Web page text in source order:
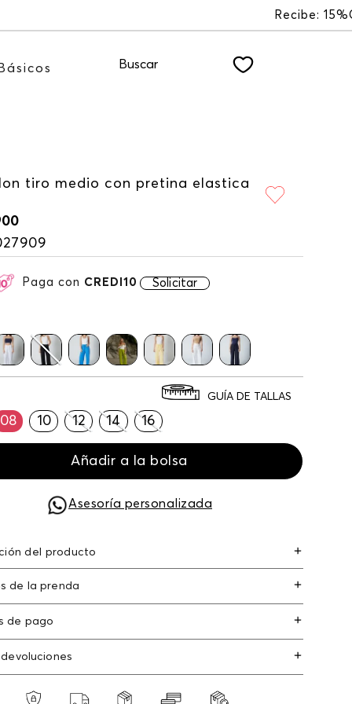
Básicos Buscar
tiro medio con pretina elastica
Paga con CREDI10 Solicitar
08 10 12 14 16
GUÍA DE TALLAS
Añadir a la bolsa
Asesoría personalizada
del producto
tiro medio con pretina elastica para mujer lino
de la prenda
de pago
de crédito: Visa, Dinners, Master Card y
débito: Maestro, Electron.
devoluciones